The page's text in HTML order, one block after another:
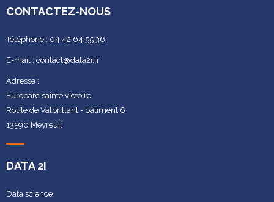
CONTACTEZ-NOUS
Téléphone : 04 42 64 55 36
E-mail : contact@data2i.fr
Adresse :
Europarc sainte victoire
Route de Valbrillant - bâtiment 6
13590 Meyreuil
DATA 2I
Data science